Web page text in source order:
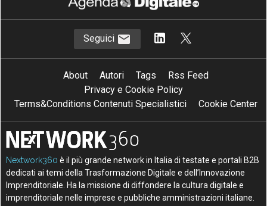
Seguici
About Autori Tags
Rss Feed
Privacy e Cookie Policy
Terms&Conditions Contenuti Specialistici
Cookie Center
Nextwork360 è il più grande network in Italia di testate e portali B2B
dedicati ai temi della Trasformazione Digitale e dell’Innovazione
Imprenditoriale. Ha la missione di diffondere la cultura digitale e
imprenditoriale nelle imprese e pubbliche amministrazioni italiane.